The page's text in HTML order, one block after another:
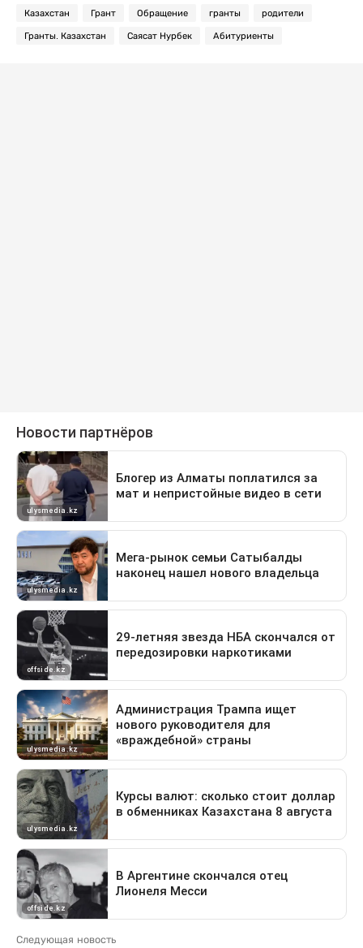
Казахстан Грант Обращение гранты родители
Гранты. Казахстан Саясат Нурбек Абитуриенты
Следующая новость